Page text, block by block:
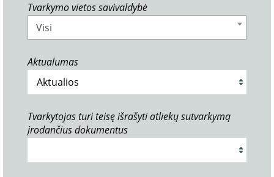
Tvarkymo vietos savivaldybė
Visi
Aktualumas
Tvarkytojas turi teisę išrašyti atliekų sutvarkymą
įrodančius dokumentus